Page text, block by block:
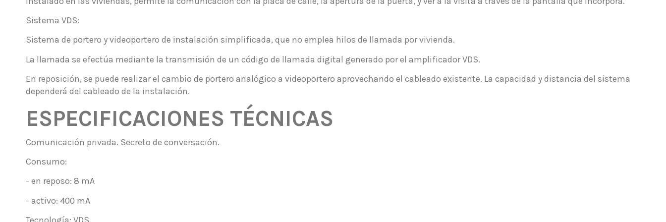
Sistema VDS:
Sistema de portero y videoportero de instalación simplificada, que no emplea hilos de llamada por vivienda.
La llamada se efectúa mediante la transmisión de un código de llamada digital generado por el amplificador VDS.
En reposición, se puede realizar el cambio de portero analógico a videoportero aprovechando el cableado existente. La capacidad y distancia del sistema
dependerá del cableado de la instalación.
ESPECIFICACIONES TÉCNICAS
Comunicación privada. Secreto de conversación.
Consumo:
- en reposo: 8 mA
- activo: 400 mA